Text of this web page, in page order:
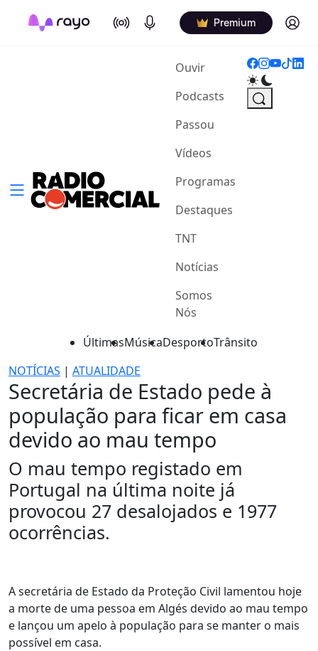
On Air Podcasts Premium Log in
Ouvir(current)
Podcasts
Passou
Vídeos
Programas
Destaques
TNT
Notícias
Somos
Nós
ÚltimasMúsicaDesportoTrânsito
NOTÍCIAS | ATUALIDADE
Secretária de Estado pede à
população para ficar em casa
devido ao mau tempo
O mau tempo registado em
Portugal na última noite já
provocou 27 desalojados e 1977
ocorrências.
A secretária de Estado da Proteção Civil lamentou hoje
a morte de uma pessoa em Algés devido ao mau tempo
e lançou um apelo à população para se manter o mais
possível em casa.